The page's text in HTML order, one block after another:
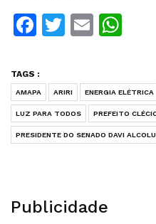
Facebook
Twitter
Email
TAGS :
AMAPA ARIRI ENERGIA ELÉTRICA
LUZ PARA TODOS PREFEITO
PRESIDENTE DO SENADO DAVI
Publicidade